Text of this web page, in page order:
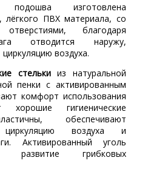
подошва изготовлена
лёгкого ПВХ материала, со
отверстиями, благодаря
отводится наружу,
воздуха.
стелькииз натуральной
пенки с активированным
комфорт использования
гигиенические
обеспечивают
циркуляцию воздуха и
Активированный уголь
развитие грибковых